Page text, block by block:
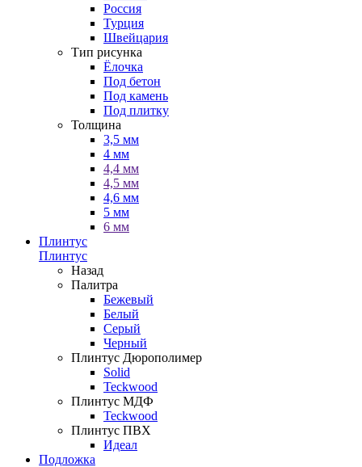
Россия
Турция
Швейцария
Тип рисунка
Ёлочка
Под бетон
Под камень
Под плитку
Толщина
3,5 мм
4 мм
4,4 мм
4,5 мм
4,6 мм
5 мм
6 мм
Плинтус
Плинтус
Назад
Палитра
Бежевый
Белый
Серый
Черный
Плинтус Дюрополимер
Solid
Teckwood
Плинтус МДФ
Teckwood
Плинтус ПВХ
Идеал
Подложка